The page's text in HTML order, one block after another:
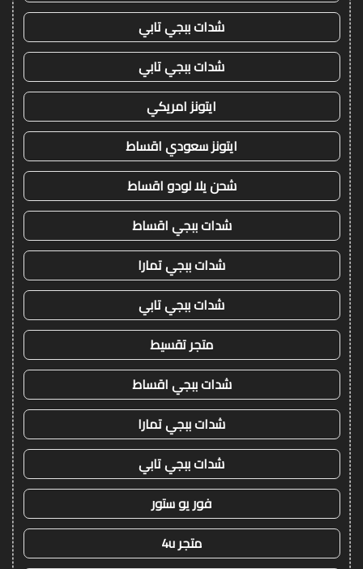
شدات ببجي تابي
شدات ببجي تابي
ايتونز امريكي
ايتونز سعودي اقساط
شحن يلا لودو اقساط
شدات ببجي اقساط
شدات ببجي تمارا
شدات ببجي تابي
متجر تقسيط
شدات ببجي اقساط
شدات ببجي تمارا
شدات ببجي تابي
فور يو ستور
متجر 4u